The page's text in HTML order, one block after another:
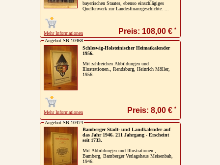
bayerischen Staates, ebenso einschlägiges
Quellenwerk zur Landesfinanzgeschichte. ...
Mehr Informationen Preis: 108,00 € *
Angebot SB-10468
Schleswig-Holsteinischer Heimatkalender
1956.
Mit zahlreichen Abbildungen und
Illustrationen., Rendsburg, Heinrich Möller,
1956.
Mehr Informationen Preis: 8,00 € *
Angebot SB-10474
Bamberger Stadt- und Landkalender auf
das Jahr 1946. 211 Jahrgang - Erscheint
seit 1733.
Mit Abbildungen und Illustrationen.,
Bamberg, Bamberger Verlagshaus Meisenbah,
1946.